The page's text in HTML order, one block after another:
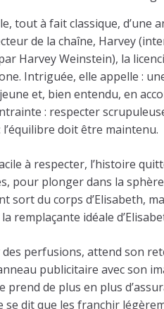
tout à fait classique,
de la chaîne, Harvey
Harvey Weinstein), la
Intriguée, elle appelle :
et, bien entendu, en
: respecter
doit être maintenu.
à respecter, l’histoire
pour plonger dans la
du corps d’Elisabeth,
remplaçante idéale
perfusions, attend son
publicitaire avec son
de plus en plus
dit que les franchir